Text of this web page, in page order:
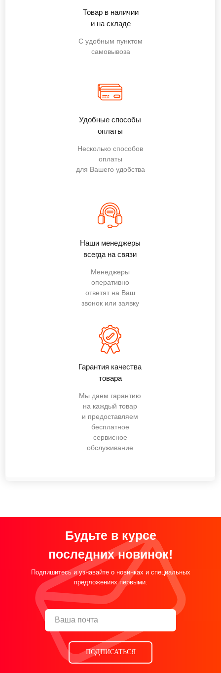
Товар в наличии
и на складе
Удобные способы
оплаты
Гарантия качества
товара
Наши менеджеры
всегда на связи
С удобным пунктом
самовывоза
Несколько способов
оплаты
для Вашего удобства
Мы даем гарантию
на каждый товар
и предоставляем
бесплатное
сервисное
обслуживание
Менеджеры
оперативно
ответят на Ваш
звонок или заявку
Будьте в курсе
последних новинок!
Подпишитесь и узнавайте о новинках и специальных
предложениях первыми.
ПОДПИСАТЬСЯ